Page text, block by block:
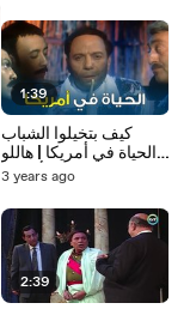
1:39
كيف بتخيلوا الشباب
الحياة في أمريكا | هاللو
أمريكا
3 years ago
2:39